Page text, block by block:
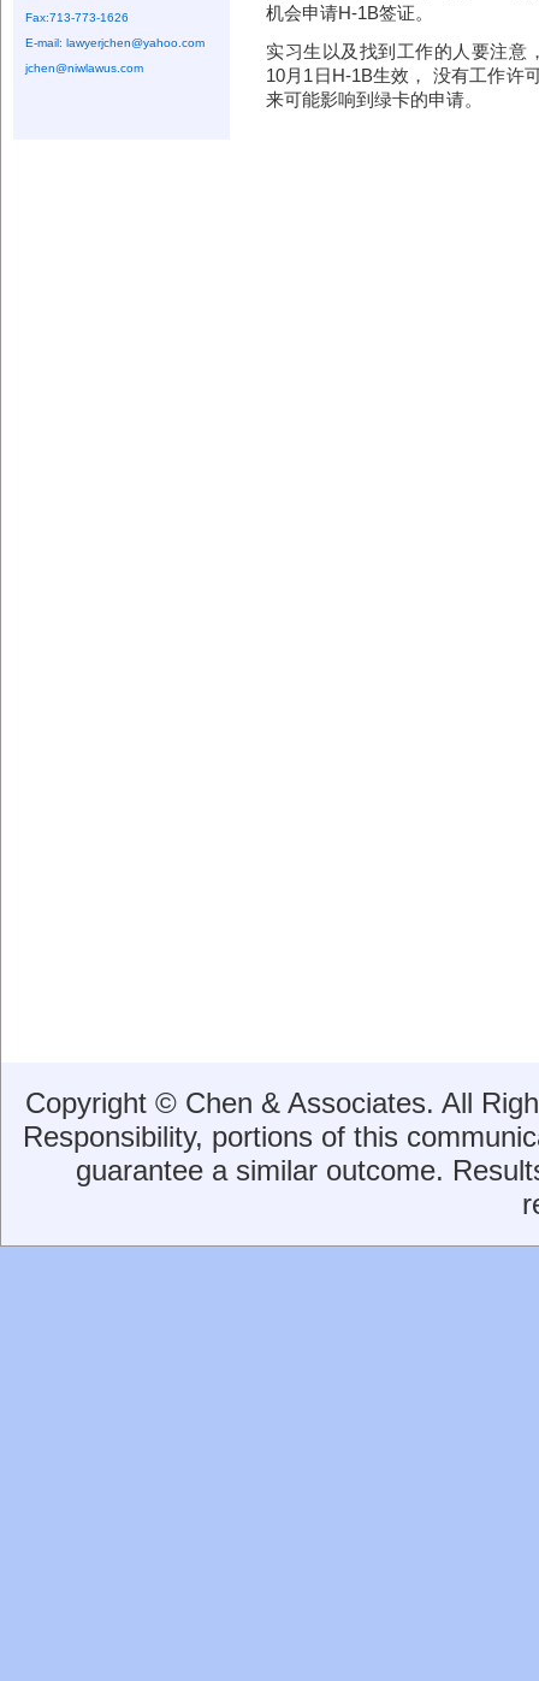
Fax:713-773-1626
E-mail: lawyerjchen@yahoo.com
jchen@niwlawus.com
机会申请H-1B签证。
实习生以及找到工作的人要注意
10月1日H-1B生效， 没有工作许
来可能影响到绿卡的申请。
Copyright © Chen & Associates. All
Responsibility, portions of this
guarantee a similar outcome.